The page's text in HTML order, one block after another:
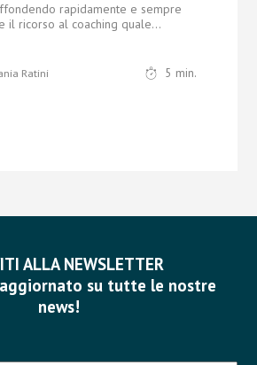
rapidamente e sempre
il ricorso al coaching quale...
Ratini 5 min.
ALLA NEWSLETTER
su tutte le nostre
news!